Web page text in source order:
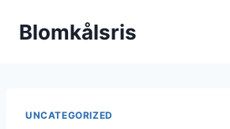
Blomkålsris
UNCATEGORIZED